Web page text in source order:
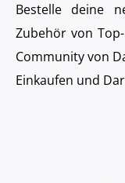
Bestelle deine
Zubehör von
Community von
Einkaufen und